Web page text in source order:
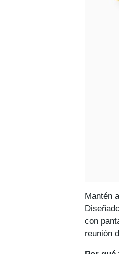
Mantén
con
reunión